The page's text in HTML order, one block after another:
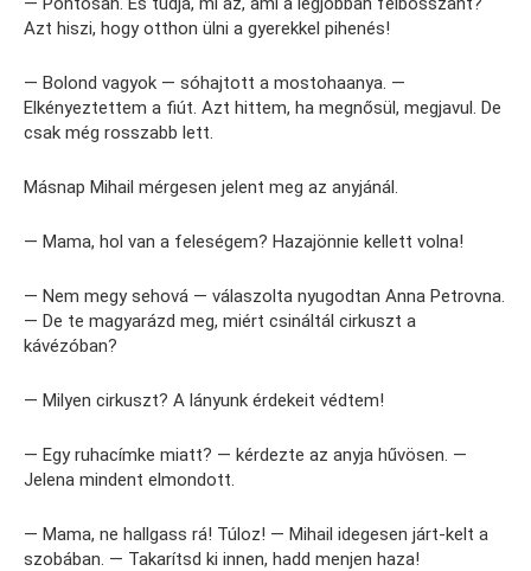
Azt hiszi, hogy otthon ülni a gyerekkel pihenés!
— Bolond vagyok — sóhajtott a mostohaanya. —
Elkényeztettem a fiút. Azt hittem, ha megnősül, megjavul. De
csak még rosszabb lett.
Másnap Mihail mérgesen jelent meg az anyjánál.
— Mama, hol van a feleségem? Hazajönnie kellett volna!
— Nem megy sehová — válaszolta nyugodtan Anna Petrovna.
— De te magyarázd meg, miért csináltál cirkuszt a
kávézóban?
— Milyen cirkuszt? A lányunk érdekeit védtem!
— Egy ruhacímke miatt? — kérdezte az anyja hűvösen. —
Jelena mindent elmondott.
— Mama, ne hallgass rá! Túloz! — Mihail idegesen járt-kelt a
szobában. — Takarítsd ki innen, hadd menjen haza!